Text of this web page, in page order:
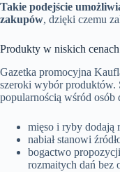
Takie podejście
zakupów, dzięki czemu
Produkty w niskich cenach
Gazetka promocyjna
szeroki wybór produktów.
popularnością wśród
mięso i ryby dodają
nabiał stanowi
bogactwo
rozmaitych dań bez